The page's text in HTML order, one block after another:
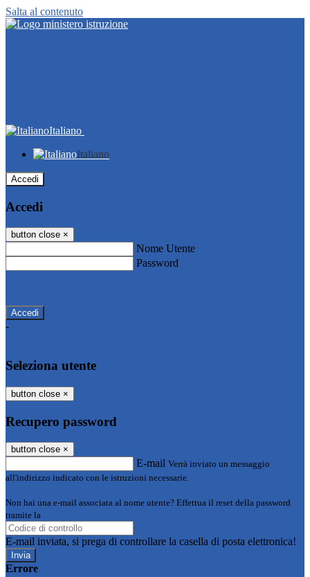
Salta al contenuto
Italiano
Italiano
Accedi
Accedi
button close ×
Nome Utente
Password
-
Seleziona utente
button close ×
Recupero password
button close ×
E-mail Verrà inviato un messaggio
all'indirizzo indicato con le istruzioni necessarie.
Non hai una e-mail associata al nome utente? Effettua il reset della password
tramite la
E-mail inviata, si prega di controllare la casella di posta elettronica!
Errore